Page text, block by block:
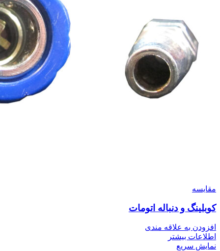
مقايسه
کوبلینگ و دنباله اتومات
افزودن به علاقه مندی
اطلاعات بیشتر
نمایش سریع